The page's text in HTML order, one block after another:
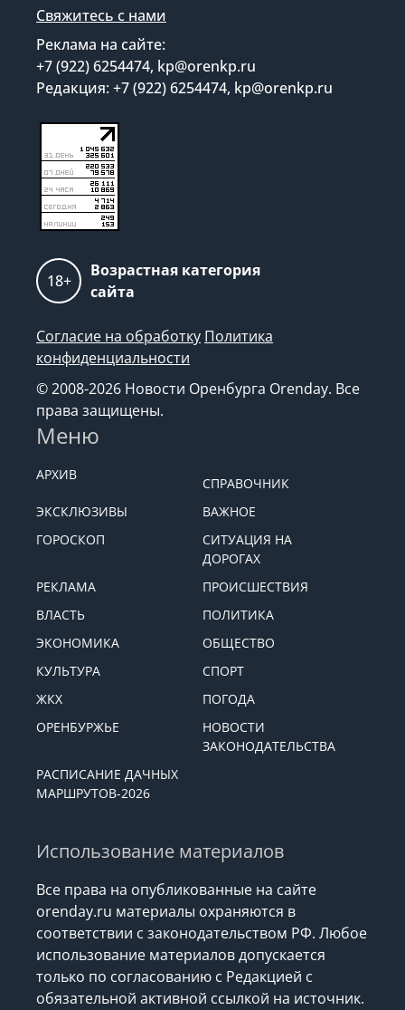
Свяжитесь с нами
Реклама на сайте:
+7 (922) 6254474, kp@orenkp.ru
Редакция: +7 (922) 6254474, kp@orenkp.ru
18+
Возрастная категория
сайта
Согласие на обработку Политика
конфиденциальности
© 2008-2026 Новости Оренбурга Orenday. Все
права защищены.
Меню
АРХИВ
СПРАВОЧНИК
ЭКСКЛЮЗИВЫ
ВАЖНОЕ
ГОРОСКОП
СИТУАЦИЯ НА
ДОРОГАХ
РЕКЛАМА
ПРОИСШЕСТВИЯ
ВЛАСТЬ
ПОЛИТИКА
ЭКОНОМИКА
ОБЩЕСТВО
КУЛЬТУРА
СПОРТ
ЖКХ
ПОГОДА
ОРЕНБУРЖЬЕ
НОВОСТИ
ЗАКОНОДАТЕЛЬСТВА
РАСПИСАНИЕ ДАЧНЫХ
МАРШРУТОВ-2026
Использование материалов
Все права на опубликованные на сайте
orenday.ru материалы охраняются в
соответствии с законодательством РФ. Любое
использование материалов допускается
только по согласованию с Редакцией с
обязательной активной ссылкой на источник.